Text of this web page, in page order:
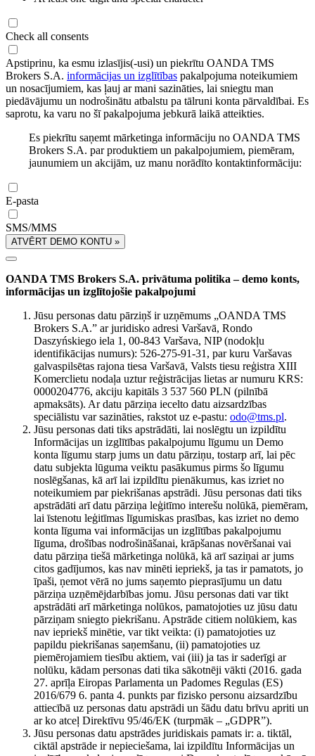
Check all consents
Apstiprinu, ka esmu izlasījis(-usi) un piekrītu OANDA TMS
Brokers S.A. informācijas un izglītības pakalpojuma noteikumiem
un nosacījumiem, kas ļauj ar mani sazināties, lai sniegtu man
piedāvājumu un nodrošinātu atbalstu pa tālruni konta pārvaldībai. Es
saprotu, ka varu no šī pakalpojuma jebkurā laikā atteikties.
Es piekrītu saņemt mārketinga informāciju no OANDA TMS
Brokers S.A. par produktiem un pakalpojumiem, piemēram,
jaunumiem un akcijām, uz manu norādīto kontaktinformāciju:
E-pasta
SMS/MMS
ATVĒRT DEMO KONTU »
OANDA TMS Brokers S.A. privātuma politika – demo konts,
informācijas un izglītojošie pakalpojumi
Jūsu personas datu pārziņš ir uzņēmums „OANDA TMS
Brokers S.A.” ar juridisko adresi Varšavā, Rondo
Daszyńskiego iela 1, 00-843 Varšava, NIP (nodokļu
identifikācijas numurs): 526-275-91-31, par kuru Varšavas
galvaspilsētas rajona tiesa Varšavā, Valsts tiesu reģistra XIII
Komerclietu nodaļa uztur reģistrācijas lietas ar numuru KRS:
0000204776, akciju kapitāls 3 537 560 PLN (pilnībā
apmaksāts). Ar datu pārziņa iecelto datu aizsardzības
speciālistu var sazināties, rakstot uz e-pastu: odo@tms.pl.
Jūsu personas dati tiks apstrādāti, lai noslēgtu un izpildītu
Informācijas un izglītības pakalpojumu līgumu un Demo
konta līgumu starp jums un datu pārziņu, tostarp arī, lai pēc
datu subjekta lūguma veiktu pasākumus pirms šo līgumu
noslēgšanas, kā arī lai izpildītu pienākumus, kas izriet no
noteikumiem par piekrišanas apstrādi. Jūsu personas dati tiks
apstrādāti arī datu pārziņa leģitīmo interešu nolūkā, piemēram,
lai īstenotu leģitīmas līgumiskas prasības, kas izriet no demo
konta līguma vai informācijas un izglītības pakalpojumu
līguma, drošības nodrošināšanai, krāpšanas novēršanai vai
datu pārziņa tiešā mārketinga nolūkā, kā arī saziņai ar jums
citos gadījumos, kas nav minēti iepriekš, ja tas ir pamatots, jo
īpaši, ņemot vērā no jums saņemto pieprasījumu un datu
pārziņa uzņēmējdarbības jomu. Jūsu personas dati var tikt
apstrādāti arī mārketinga nolūkos, pamatojoties uz jūsu datu
pārziņam sniegto piekrišanu. Apstrāde citiem nolūkiem, kas
nav iepriekš minētie, var tikt veikta: (i) pamatojoties uz
papildu piekrišanas saņemšanu, (ii) pamatojoties uz
piemērojamiem tiesību aktiem, vai (iii) ja tas ir saderīgi ar
nolūku, kādam personas dati tika sākotnēji vākti (2016. gada
27. aprīļa Eiropas Parlamenta un Padomes Regulas (ES)
2016/679 6. panta 4. punkts par fizisko personu aizsardzību
attiecībā uz personas datu apstrādi un šādu datu brīvu apriti un
ar ko atceļ Direktīvu 95/46/EK (turpmāk – „GDPR”).
Jūsu personas datu apstrādes juridiskais pamats ir: a. tiktāl,
ciktāl apstrāde ir nepieciešama, lai izpildītu Informācijas un